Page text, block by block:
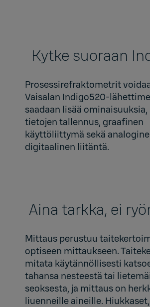
Kytke suoraan
Prosessirefraktometrit
Vaisalan Indigo520-
saadaan lisää
tietojen tallennus, graafinen
käyttöliittymä sekä
digitaalinen liitäntä.
Aina tarkka, ei
Mittaus perustuu
optiseen mittaukseen.
mitata käytännöllisesti
tahansa nesteestä tai
seoksesta, ja mittaus on
liuenneille aineille.